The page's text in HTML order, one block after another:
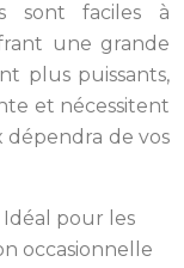
sont faciles à
une grande
plus puissants,
et nécessitent
dépendra de vos
Idéal pour les
occasionnelle